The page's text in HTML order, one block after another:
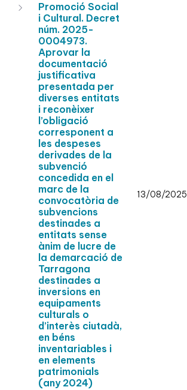
Promoció Social
i Cultural. Decret
núm. 2025-
0004973.
Aprovar la
documentació
justificativa
presentada per
diverses entitats
i reconèixer
l’obligació
corresponent a
les despeses
derivades de la
subvenció
concedida en el
marc de la
convocatòria de
subvencions
destinades a
entitats sense
ànim de lucre de
la demarcació de
Tarragona
destinades a
inversions en
equipaments
culturals o
d’interès ciutadà,
en béns
inventariables i
en elements
patrimonials
(any 2024)
13/08/2025